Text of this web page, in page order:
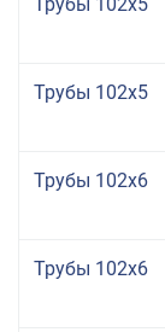
Трубы 102x5
Трубы 102x6
Трубы 102x6